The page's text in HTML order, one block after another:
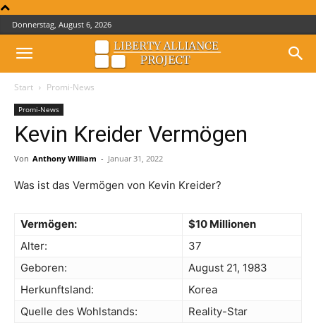
Donnerstag, August 6, 2026
Start Promi-News
Promi-News
Kevin Kreider Vermögen
Von Anthony William - Januar 31, 2022
Was ist das Vermögen von Kevin Kreider?
Vermögen:
$10 Millionen
Alter:
37
Geboren:
August 21, 1983
Herkunftsland:
Korea
Quelle des Wohlstands:
Reality-Star